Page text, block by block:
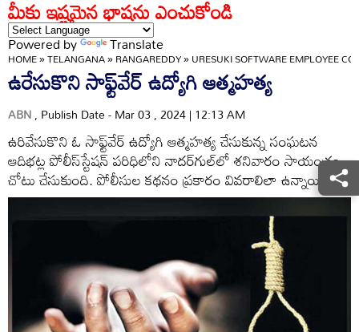
మీకు ఇష్టమైన భాషను ఎంచుకోండి
Powered by Translate
HOME»TELANGANA»RANGAREDDY»URESUKI SOFTWARE EMPLOYEE
ఉరేసుకొని సాఫ్ట్‌వేర్‌ ఉద్యోగి ఆత్మహత్య
ABN, Publish Date - Mar 03 , 2024 | 12:13 AM
ఉరివేసుకొని ఓ సాఫ్ట్‌వేర్‌ ఉద్యోగి ఆత్మహత్య చేసుకున్న సంఘటన
ఆదిభట్ల పోలీస్‌స్టేషన్‌ పరిధిలోని నాదర్‌గుల్‌లో శనివారం సాయంత్రం
చోటు చేసుకుంది. పోలీసుల కథనం ప్రకారం వివరాలిలా ఉన్నాయి.